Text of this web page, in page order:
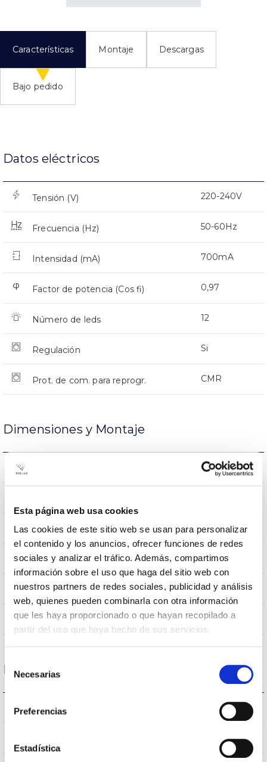
Esta página web usa cookies
Las cookies de este sitio web se usan para personalizar
el contenido y los anuncios, ofrecer funciones de redes
sociales y analizar el tráfico. Además, compartimos
información sobre el uso que haga del sitio web con
nuestros partners de redes sociales, publicidad y análisis
web, quienes pueden combinarla con otra información
que les haya proporcionado o que hayan recopilado a
partir del uso que haya hecho de sus servicios.
de
consentimiento
Necesarias
Preferencias
Estadística
Características Montaje Descargas
Bajo pedido
Datos eléctricos
Tensión (V) 220-240V
Frecuencia (Hz) 50-60Hz
Intensidad (mA) 700mA
Factor de potencia (Cos fi) 0,97
Número de leds 12
Regulación Si
Prot. de com. para reprogr. CMR
Dimensiones y Montaje
Montaje en Brazo
Peso 10Kg
Dimensiones Ø600x655mm
Posición de montaje Montaje en Brazo
Empalmable No
Datos ópticos
Temperatura de color 3.000K